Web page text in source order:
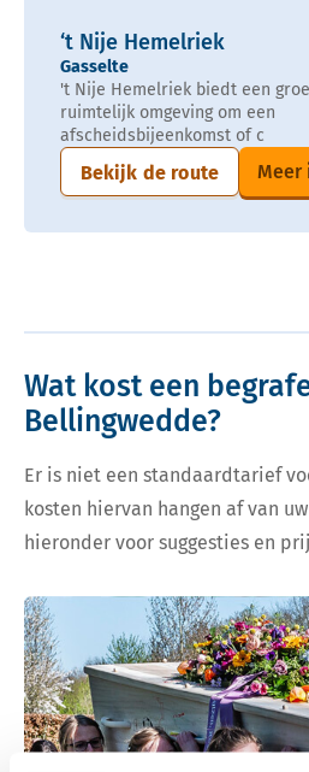
‘t Nije Hemelriek
Gasselte
't Nije Hemelriek biedt een
ruimtelijk omgeving om een
afscheidsbijeenkomst of c
Bekijk de route
Wat kost een
Bellingwedde?
Er is niet een standaardtarief
kosten hiervan hangen af van
hieronder voor suggesties en
Bekijk tarieven voor begrafenis